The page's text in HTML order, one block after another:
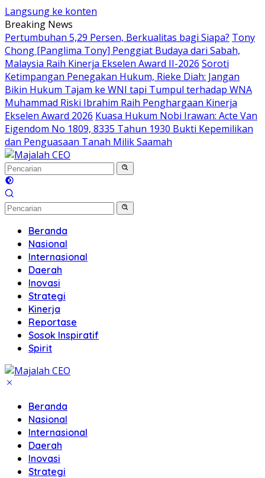
Langsung ke konten
Breaking News
Pertumbuhan 5,29 Persen, Berkualitas bagi Siapa? Tony
Chong [Panglima Tony] Penggiat Budaya dari Sabah,
Malaysia Raih Kinerja Ekselen Award II-2026 Soroti
Ketimpangan Penegakan Hukum, Rieke Diah: Jangan
Bikin Hukum Tajam ke WNI tapi Tumpul terhadap WNA
Muhammad Riski Ibrahim Raih Penghargaan Kinerja
Ekselen Award 2026 Kuasa Hukum Nobi Irawan: Acte Van
Eigendom No 1809, 8335 Tahun 1930 Bukti Kepemilikan
dan Penguasaan Tanah Milik Saamah
Beranda
Nasional
Internasional
Daerah
Inovasi
Strategi
Kinerja
Reportase
Sosok Inspiratif
Spirit
Beranda
Nasional
Internasional
Daerah
Inovasi
Strategi